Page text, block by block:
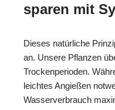
sparen mit
Dieses natürliche
an. Unsere Pflanzen
Trockenperioden.
leichtes Angießen
Wasserverbrauch